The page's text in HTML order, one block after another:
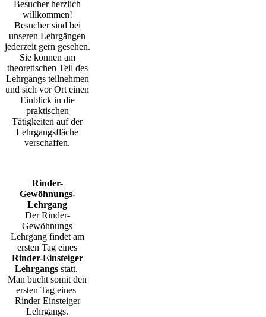
Besucher herzlich
willkommen!
Besucher sind bei
unseren Lehrgängen
jederzeit gern gesehen.
Sie können am
theoretischen Teil des
Lehrgangs teilnehmen
und sich vor Ort einen
Einblick in die
praktischen
Tätigkeiten auf der
Lehrgangsfläche
verschaffen.
Rinder-
Gewöhnungs-
Lehrgang
Der Rinder-
Gewöhnungs
Lehrgang findet am
ersten Tag eines
Rinder-Einsteiger
Lehrgangsstatt.
Man bucht somit den
ersten Tag eines
Rinder Einsteiger
Lehrgangs.